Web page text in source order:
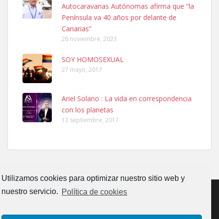
Utilizamos cookies para optimizar nuestro sitio web y
nuestro servicio. Política de cookies
calle, se perdió por la zon...
Leales.org » Gran Canaria
6.7.2025
Adopcion
Busco casa de acogida para mi perrita ya que por temas de trabajo
no la puedo tener. Solo gente r...
Gata joven encontrada
Autocaravanas Autónomas afirma que “la
Península va 40 años por delante de
Canarias”
26 noviembre, 2023
SOY HOMOSEXUAL
27 mayo, 2017
Ariel Solano : La vida en correspondencia
con los planetas
13 septiembre, 2017